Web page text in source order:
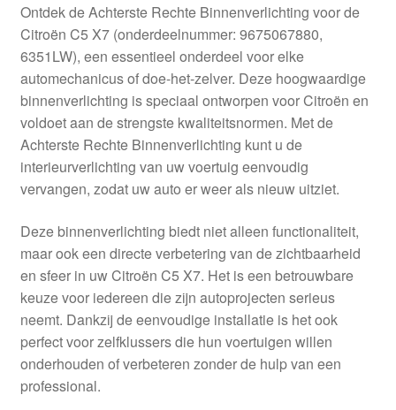
Contact
Kassa
Klachten
Klachtenprocedure
Mijn account
Over ons
Privacybeleid
Wereldwijde verzending
Ontdek de Achterste Rechte Binnenverlichting voor de
Citroën C5 X7 (onderdeelnummer: 9675067880,
6351LW), een essentieel onderdeel voor elke
automechanicus of doe-het-zelver. Deze hoogwaardige
binnenverlichting is speciaal ontworpen voor Citroën en
voldoet aan de strengste kwaliteitsnormen. Met de
Achterste Rechte Binnenverlichting kunt u de
interieurverlichting van uw voertuig eenvoudig
vervangen, zodat uw auto er weer als nieuw uitziet.
Deze binnenverlichting biedt niet alleen functionaliteit,
maar ook een directe verbetering van de zichtbaarheid
en sfeer in uw Citroën C5 X7. Het is een betrouwbare
keuze voor iedereen die zijn autoprojecten serieus
neemt. Dankzij de eenvoudige installatie is het ook
perfect voor zelfklussers die hun voertuigen willen
onderhouden of verbeteren zonder de hulp van een
professional.